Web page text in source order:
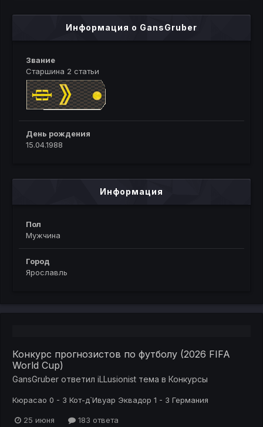
Информация о GansGruber
Звание
Старшина 2 статьи
День рождения
15.04.1988
Информация
Пол
Мужчина
Город
Ярославль
Конкурс прогнозистов по футболу (2026 FIFA
World Cup)
GansGruber ответил iLLusionist тема в Конкурсы
Кюрасао 0 - 3 Кот-д`Ивуар Эквадор 1 - 3 Германия
25 июня 183 ответа